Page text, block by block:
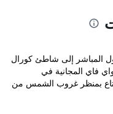
المباشر إلى شاطئ كورال
فاي المجانية في
بمنظر غروب الشمس من